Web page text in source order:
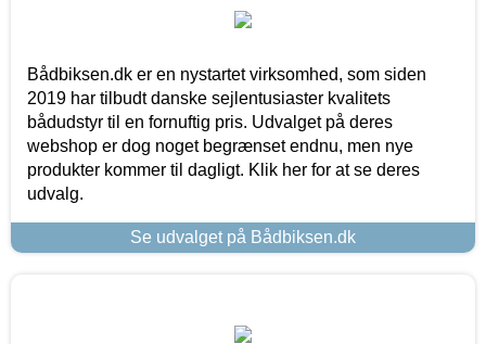
Bådbiksen.dk er en nystartet virksomhed, som siden
2019 har tilbudt danske sejlentusiaster kvalitets
bådudstyr til en fornuftig pris. Udvalget på deres
webshop er dog noget begrænset endnu, men nye
produkter kommer til dagligt. Klik her for at se deres
udvalg.
Se udvalget på Bådbiksen.dk